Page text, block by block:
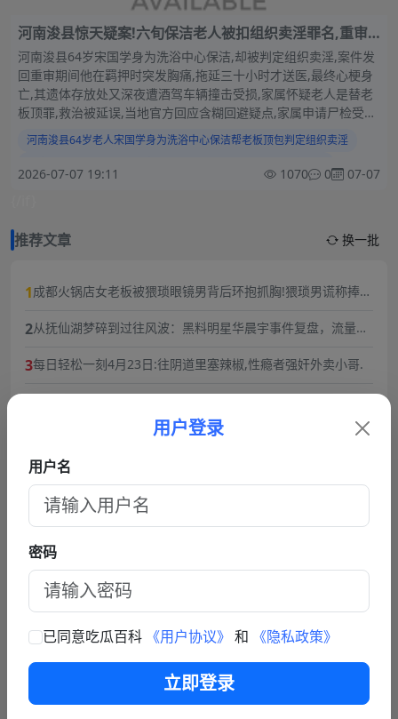
河南浚县惊天疑案!六旬保洁老人被扣组织卖淫罪名,重审
前夕羁押内离奇离世,遗体还遭酒驾司机撞烂受损,当地官
方回应回避疑点!
河南浚县64岁宋国学身为洗浴中心保洁,却被判定组织卖淫,案件发
回重审期间他在羁押时突发胸痛,拖延三十小时才送医,最终心梗身
亡,其遗体存放处又深夜遭酒驾车辆撞击受损,家属怀疑老人是替老
板顶罪,救治被延误,当地官方回应含糊回避疑点,家属申请尸检受阻,
维权困难重重.
河南浚县64岁老人宋国学身为洗浴中心保洁帮老板顶包判定组织卖淫
权贵杀人顶罪黑料合集.
2026-07-07 19:11 1070 0 07-07
推荐文章
换一批
1成都火锅店女老板被猥琐眼镜男背后环抱抓胸!猥琐男谎称捧女
2从抚仙湖梦碎到过往风波：黑料明星华晨宇事件复盘，流量与
3每日轻松一刻4月23日:往阴道里塞辣椒,性瘾者强奸外卖小哥.
细巨乳傲人最新一对一高价付费福利兄弟们快来感受榜一大哥
2026年3月12日最新吃瓜 河南周口 丁女士/丁敬芝称 她14岁时
被逼婚后遭到强奸 年仅15岁的她在绝望中生下了孩子 长期SM
暴力虐待囚禁
6轻松一刻：猥亵老人的女变态
联系我们
热门人物 更多
用户登录
用户名
密码
已同意吃瓜百科 《用户协议》 和 《隐私政策》
立即登录